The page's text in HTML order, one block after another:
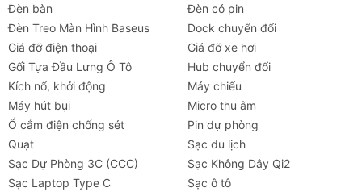
Đèn bàn
Đèn có pin
Đèn Treo Màn Hình Baseus
Dock chuyển đổi
Giá đỡ điện thoại
Giá đỡ xe hơi
Gối Tựa Đầu Lưng Ô Tô
Hub chuyển đổi
Kích nổ, khởi động
Máy chiếu
Máy hút bụi
Micro thu âm
Ổ cắm điện chống sét
Pin dự phòng
Quạt
Sạc du lịch
Sạc Dự Phòng 3C (CCC)
Sạc Không Dây Qi2
Sạc Laptop Type C
Sạc ô tô